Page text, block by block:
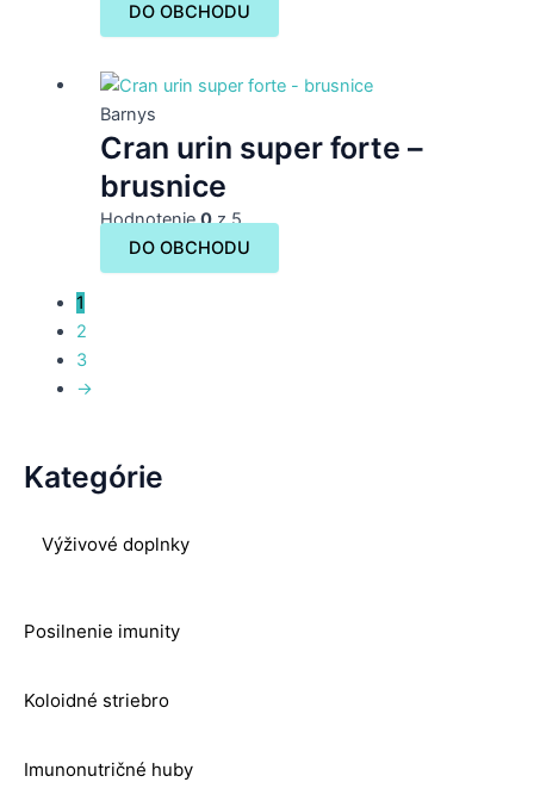
Kategórie
Výživové doplnky
Posilnenie imunity
Koloidné striebro
Imunonutričné huby
DO OBCHODU
Barnys
Cran urin super forte –
brusnice
Hodnotenie0z 5
DO OBCHODU
1
2
3
→